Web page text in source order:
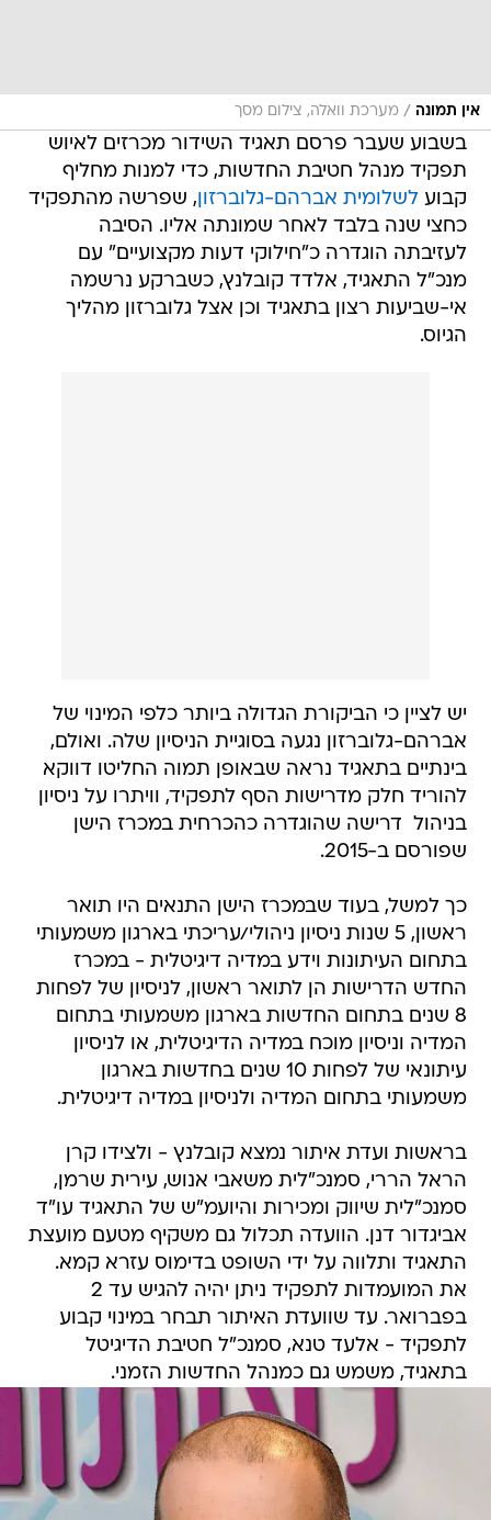
אין תמונה / מערכת וואלה, צילום מסך
בשבוע שעבר פרסם תאגיד השידור מכרזים לאיוש
תפקיד מנהל חטיבת החדשות, כדי למנות מחליף
קבועלשלומית אברהם-גלוברזון, שפרשה מהתפקיד
כחצי שנה בלבד לאחר שמונתה אליו. הסיבה
לעזיבתה הוגדרה כ"חילוקי דעות מקצועיים" עם
מנכ"ל התאגיד, אלדד קובלנץ, כשברקע נרשמה
אי-שביעות רצון בתאגיד וכן אצל גלוברזון מהליך
הגיוס.
יש לציין כי הביקורת הגדולה ביותר כלפי המינוי של
אברהם-גלוברזון נגעה בסוגיית הניסיון שלה. ואולם,
בינתיים בתאגיד נראה שבאופן תמוה החליטו דווקא
להוריד חלק מדרישות הסף לתפקיד, וויתרו על ניסיון
בניהול  דרישה שהוגדרה כהכרחית במכרז הישן
שפורסם ב-2015.
כך למשל, בעוד שבמכרז הישן התנאים היו תואר
ראשון, 5 שנות ניסיון ניהולי/עריכתי בארגון משמעותי
בתחום העיתונות וידע במדיה דיגיטלית - במכרז
החדש הדרישות הן לתואר ראשון, לניסיון של לפחות
8 שנים בתחום החדשות בארגון משמעותי בתחום
המדיה וניסיון מוכח במדיה הדיגיטלית, או לניסיון
עיתונאי של לפחות 10 שנים בחדשות בארגון
משמעותי בתחום המדיה ולניסיון במדיה דיגיטלית.
בראשות ועדת איתור נמצא קובלנץ - ולצידו קרן
הראל הררי, סמנכ"לית משאבי אנוש, עירית שרמן,
סמנכ"לית שיווק ומכירות והיועמ"ש של התאגיד עו"ד
אביגדור דנן. הוועדה תכלול גם משקיף מטעם מועצת
התאגיד ותלווה על ידי השופט בדימוס עזרא קמא.
את המועמדות לתפקיד ניתן יהיה להגיש עד 2
בפברואר. עד שוועדת האיתור תבחר במינוי קבוע
לתפקיד - אלעד טנא, סמנכ"ל חטיבת הדיגיטל
בתאגיד, משמש גם כמנהל החדשות הזמני.